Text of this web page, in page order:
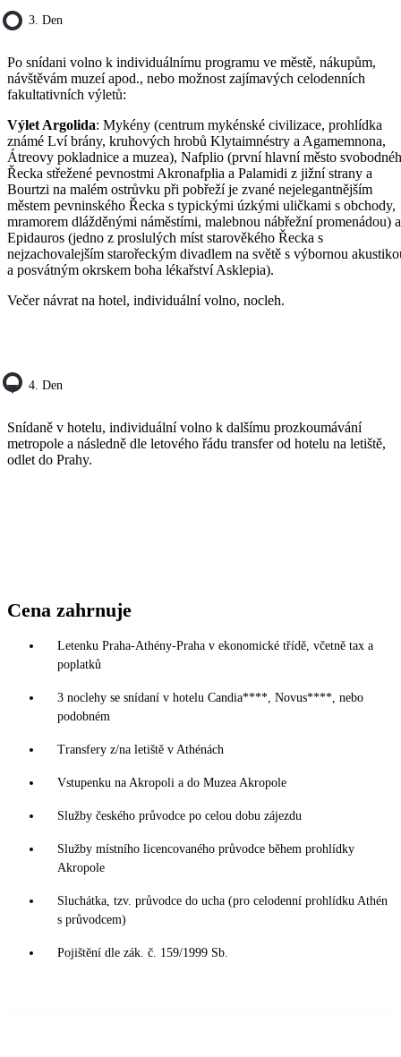
3. Den
Po snídani volno k individuálnímu programu ve městě, nákupům,
návštěvám muzeí apod., nebo možnost zajímavých celodenních
fakultativních výletů:
Výlet Argolida: Mykény (centrum mykénské civilizace, prohlídka
známé Lví brány, kruhových hrobů Klytaimnéstry a Agamemnona,
Átreovy pokladnice a muzea), Nafplio (první hlavní město
Řecka střežené pevnostmi Akronafplia a Palamidi z jižní strany a
Bourtzi na malém ostrůvku při pobřeží je zvané nejelegantnějším
městem pevninského Řecka s typickými úzkými uličkami s obchody,
mramorem dlážděnými náměstími, malebnou nábřežní promenádou) a
Epidauros (jedno z proslulých míst starověkého Řecka s
nejzachovalejším starořeckým divadlem na světě s výbornou
a posvátným okrskem boha lékařství Asklepia).
Večer návrat na hotel, individuální volno, nocleh.
4. Den
Snídaně v hotelu, individuální volno k dalšímu prozkoumávání
metropole a následně dle letového řádu transfer od hotelu na letiště,
odlet do Prahy.
Cena zahrnuje
Letenku Praha-Athény-Praha v ekonomické třídě, včetně tax a
poplatků
3 noclehy se snídaní v hotelu Candia****, Novus****, nebo
podobném
Transfery z/na letiště v Athénách
Vstupenku na Akropoli a do Muzea Akropole
Služby českého průvodce po celou dobu zájezdu
Služby místního licencovaného průvodce během prohlídky
Akropole
Sluchátka, tzv. průvodce do ucha (pro celodenní prohlídku Athén
s průvodcem)
Pojištění dle zák. č. 159/1999 Sb.